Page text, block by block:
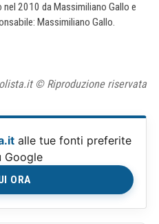
2010 da Massimiliano Gallo e
Massimiliano Gallo.
© Riproduzione riservata
alle tue fonti preferite
Google
ORA